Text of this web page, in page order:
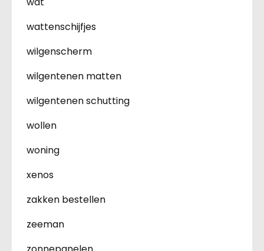
wattenschijfjes
wilgenscherm
wilgentenen matten
wilgentenen schutting
wollen
woning
xenos
zakken bestellen
zeeman